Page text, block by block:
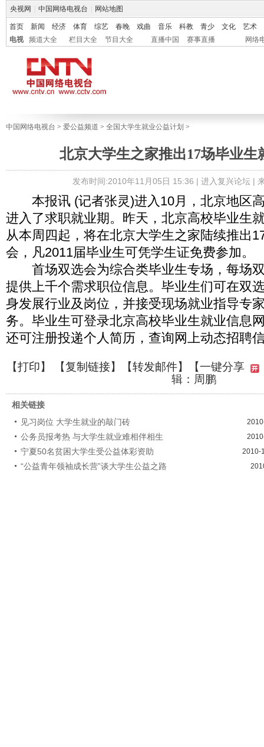
央视网 中国网络电视台 网站地图
首页 新闻 经济 体育 综艺 春晚 戏曲 音乐 科教 青少 文化
艺术
电视
频道大全 栏目大全 节目大全 直播中国 赛事直播 网络
中国网络电视台 > 爱公益频道 > 全国大学生就业公益计划 >
北京大学生之家推出17场毕业生
发布时间:2010年11月05日 15:36 | 进入复兴论坛|
本报讯 (记者张灵)进入10月，北京地区
进入了求职就业期。昨天，北京高校毕业生
从本周四起，将在北京大学生之家陆续推出
会，凡2011届毕业生可凭学生证免费参加。
首场双选会为综合类毕业生专场，每场
提供上千个需求职位信息。毕业生们可在双
身发展行业及岗位，并接受现场就业指导专
务。毕业生可登录北京高校毕业生就业信息
还可注册投递个人简历，查询网上动态招聘
【打印】 【复制链接】【转发邮件】
【一键分享
辑：周鹏
相关链接
见习岗位 大学生就业的敲门砖
公务员报考热 与大学生就业难相伴相生
宁夏50名贫困大学生受公益体彩资助 2010-
“公益青年领袖成长营”谈大学生公益之路